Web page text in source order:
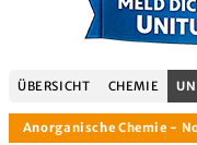
ÜBERSICHT CHEMIE